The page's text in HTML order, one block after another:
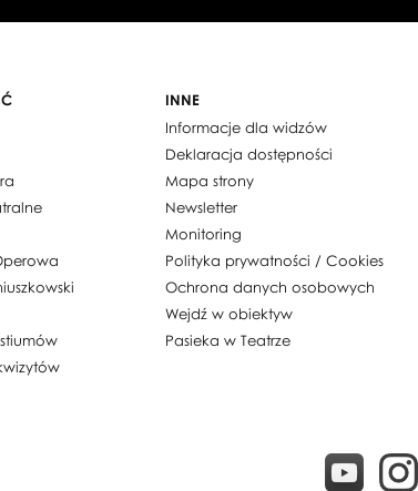
INNE
Informacje dla widzów
Deklaracja dostępności
Mapa strony
Newsletter
Monitoring
Polityka prywatności / Cookies
Ochrona danych osobowych
Wejdź w obiektyw
Pasieka w Teatrze